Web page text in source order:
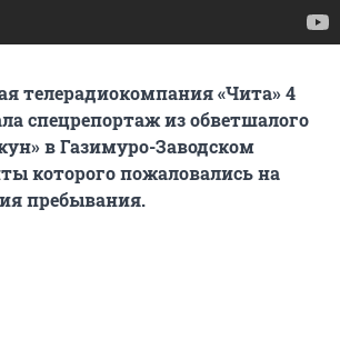
телерадиокомпания «Чита» 4
спецрепортаж из обветшалого
в Газимуро-Заводском
которого пожаловались на
пребывания.